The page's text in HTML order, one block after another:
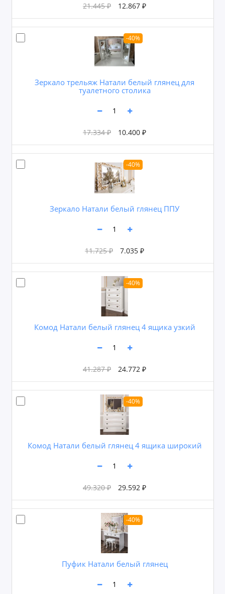
21.445 ₽ 12.867 ₽
-40%
Зеркало трельяж Натали белый глянец для
туалетного столика
17.334 ₽ 10.400 ₽
-40%
Зеркало Натали белый глянец ППУ
11.725 ₽ 7.035 ₽
-40%
Комод Натали белый глянец 4 ящика узкий
41.287 ₽ 24.772 ₽
-40%
Комод Натали белый глянец 4 ящика широкий
49.320 ₽ 29.592 ₽
-40%
Пуфик Натали белый глянец